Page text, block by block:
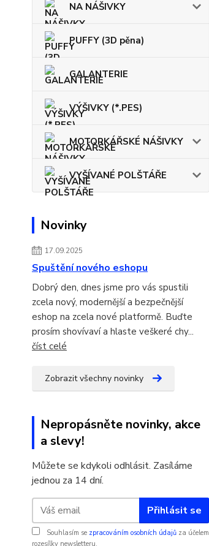
NA NÁŠIVKY
PUFFY (3D pěna)
GALANTERIE
VÝŠIVKY (*.PES)
MOTORKÁŘSKÉ NÁŠIVKY
VYŠÍVANÉ POLŠTÁŘE
Novinky
17.09.2025
Spuštění nového eshopu
Dobrý den, dnes jsme pro vás spustili
zcela nový, modernější a bezpečnější
eshop na zcela nové platformě. Buďte
prosím shovívaví a hlaste veškeré chy...
číst celé
Zobrazit všechny novinky
Nepropásněte novinky, akce
a slevy!
Můžete se kdykoli odhlásit. Zasíláme
jednou za 14 dní.
Přihlásit se
Souhlasím se zpracováním osobních údajů za účelem
rozesílky newsletteru.